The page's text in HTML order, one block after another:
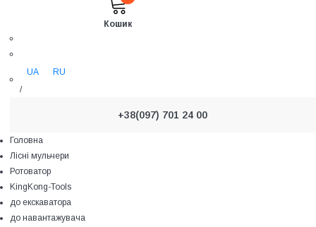
Кошик
UA
/
RU
+38(097) 701 24 00
Головна
Лісні мульчери
Ротоватор
KingKong-Tools
до екскаватора
до навантажувача